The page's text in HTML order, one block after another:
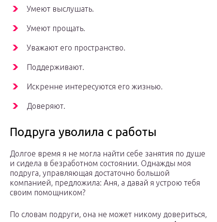
Умеют выслушать.
Умеют прощать.
Уважают его пространство.
Поддерживают.
Искренне интересуются его жизнью.
Доверяют.
Подруга уволила с работы
Долгое время я не могла найти себе занятия по душе
и сидела в безработном состоянии. Однажды моя
подруга, управляющая достаточно большой
компанией, предложила: Аня, а давай я устрою тебя
своим помощником?
По словам подруги, она не может никому довериться,